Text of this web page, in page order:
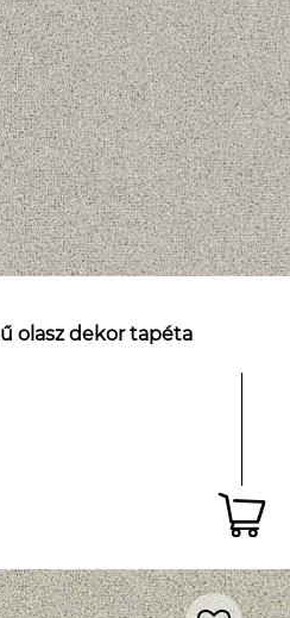
olasz dekor tapéta